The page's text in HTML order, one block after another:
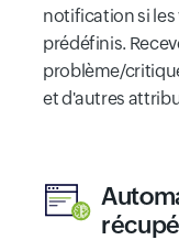
notification si les
prédéfinis.
problème/
et d'autres